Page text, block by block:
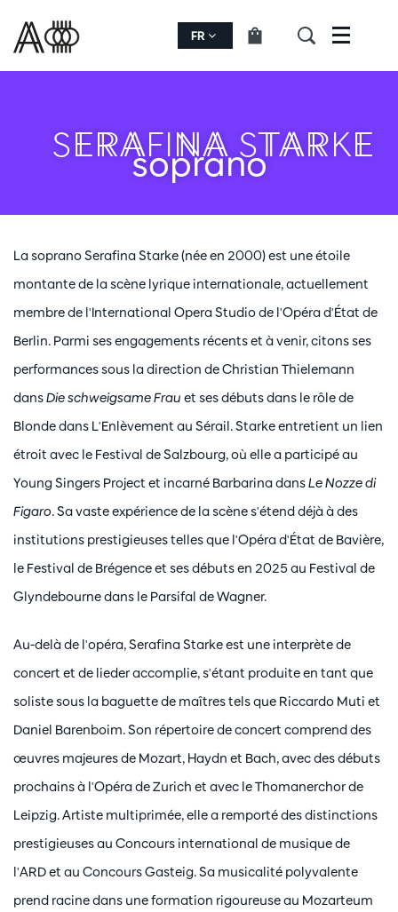
FR Menu
SERAFINA STARKE
soprano
La soprano Serafina Starke (née en 2000) est une étoile
montante de la scène lyrique internationale, actuellement
membre de l'International Opera Studio de l'Opéra d'État de
Berlin. Parmi ses engagements récents et à venir, citons ses
performances sous la direction de Christian Thielemann
dansDie schweigsame Frau et ses débuts dans le rôle de
Blonde dans L'Enlèvement au Sérail. Starke entretient un lien
étroit avec le Festival de Salzbourg, où elle a participé au
Young Singers Project et incarné Barbarina dansLe Nozze di
Figaro. Sa vaste expérience de la scène s'étend déjà à des
institutions prestigieuses telles que l'Opéra d'État de Bavière,
le Festival de Brégence et ses débuts en 2025 au Festival de
Glyndebourne dans le Parsifal de Wagner.
Au-delà de l'opéra, Serafina Starke est une interprète de
concert et de lieder accomplie, s'étant produite en tant que
soliste sous la baguette de maîtres tels que Riccardo Muti et
Daniel Barenboim. Son répertoire de concert comprend des
œuvres majeures de Mozart, Haydn et Bach, avec des débuts
prochains à l'Opéra de Zurich et avec le Thomanerchor de
Leipzig. Artiste multiprimée, elle a remporté des distinctions
prestigieuses au Concours international de musique de
l'ARD et au Concours Gasteig. Sa musicalité polyvalente
prend racine dans une formation rigoureuse au Mozarteum